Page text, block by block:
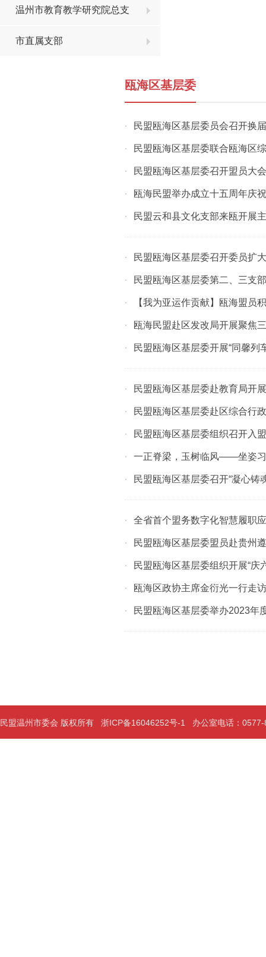
温州市教育教学研究院总支
市直属支部
瓯海区基层委
· 民盟瓯海区基层委员会召开换
· 民盟瓯海区基层委联合瓯海区
· 民盟瓯海区基层委召开盟员大
· 瓯海民盟举办成立十五周年庆
· 民盟云和县文化支部来瓯开展
· 民盟瓯海区基层委召开委员扩
· 民盟瓯海区基层委第二、三支
· 【我为亚运作贡献】瓯海盟员
· 瓯海民盟赴区发改局开展聚焦
· 民盟瓯海区基层委开展“同馨列
· 民盟瓯海区基层委赴教育局开
· 民盟瓯海区基层委赴区综合行
· 民盟瓯海区基层委组织召开入
· 一正脊梁，玉树临风——坐姿
· 民盟瓯海区基层委召开“凝心铸
· 全省首个盟务数字化智慧履职
· 民盟瓯海区基层委盟员赴贵州
· 民盟瓯海区基层委组织开展“庆
· 瓯海区政协主席金衍光一行走
· 民盟瓯海区基层委举办2023年
民盟温州市委会 版权所有 浙ICP备16046252号-1 办公室电话：